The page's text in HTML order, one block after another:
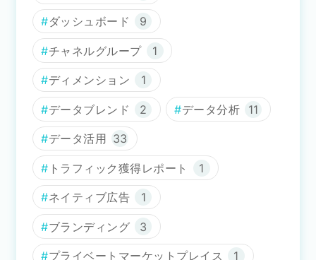
ダッシュボード 9
チャネルグループ 1
ディメンション 1
データブレンド 2 データ分析 11
データ活用 33
トラフィック獲得レポート 1
ネイティブ広告 1
ブランディング 3
プライベートマーケットプレイス 1